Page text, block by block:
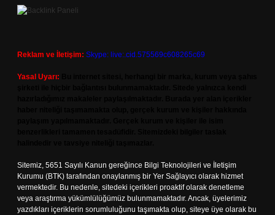
Reklam ve İletişim: Skype: live:.cid.575569c608265c69
Yasal Uyarı:
Sitemiz, 5651 Sayılı Kanun gereğince Bilgi Teknolojileri ve İletişim
Kurumu (BTK) tarafından onaylanmış bir Yer Sağlayıcı olarak hizmet
vermektedir. Bu nedenle, sitedeki içerikleri proaktif olarak denetleme
veya araştırma yükümlülüğümüz bulunmamaktadır. Ancak, üyelerimiz
yazdıkları içeriklerin sorumluluğunu taşımakta olup, siteye üye olarak bu